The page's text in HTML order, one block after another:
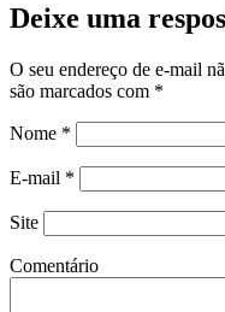
Deixe uma
O seu endereço de e-mail
são marcados com *
Nome *
E-mail *
Site
Comentário